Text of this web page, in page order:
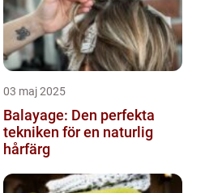
03 maj 2025
Balayage: Den perfekta
tekniken för en naturlig
hårfärg